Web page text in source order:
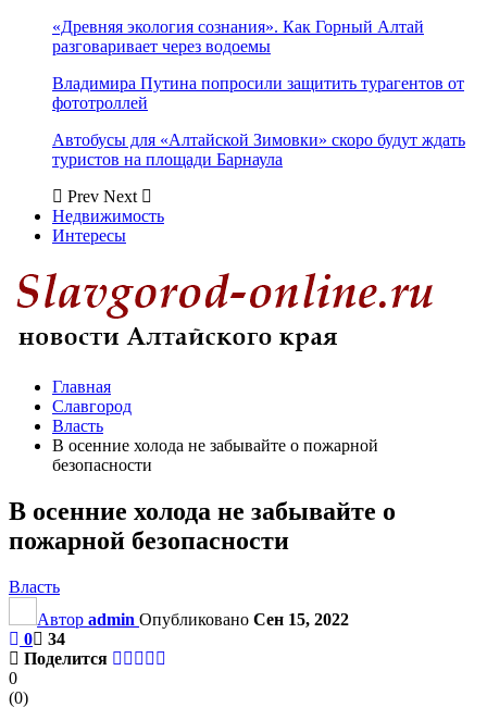
«Древняя экология сознания». Как Горный Алтай
разговаривает через водоемы
Владимира Путина попросили защитить турагентов от
фототроллей
Автобусы для «Алтайской Зимовки» скоро будут ждать
туристов на площади Барнаула
Prev Next
Недвижимость
Интересы
Главная
Славгород
Власть
В осенние холода не забывайте о пожарной
безопасности
В осенние холода не забывайте о
пожарной безопасности
Власть
Автор admin Опубликовано Сен 15, 2022
0
34
Поделится
0
(0)